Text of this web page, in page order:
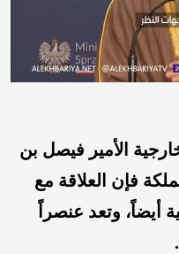
الأمير فيصل بن
فإن العلاقة مع
أيضاً، وتعد عنصراً